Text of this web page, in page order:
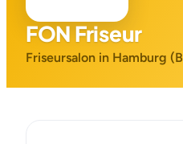
Marken
FON Friseur
Friseursalon in Hamburg